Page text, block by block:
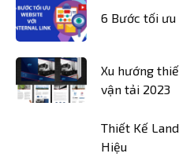
6 Bước tối
Xu hướng
vận tải 2023
Thiết Kế
Hiệu